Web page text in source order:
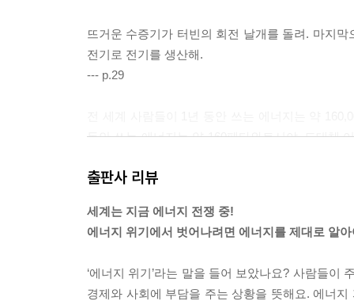
뜨거운 수증기가 터빈의 회전 날개를 돌려. 마지
전기로 전기를 생산해.
--- p.29
동안 쓰는 에너지는 약 160페타와트시야. 도대체
--- p.44~45
전기 차는 휘발유나 경유 대신 배터리로 움직여.
배터리 충전에 쓰이는 전기가 어떻게 만들어졌는
--- p.79
출판사 리뷰
세계는 지금 에너지 전쟁 중!
에너지 위기에서 벗어나려면 에너지를 제대로 알
‘에너지 위기’라는 말을 들어 보았나요? 사람들
경제와 사회에 부담을 주는 상황을 뜻해요. 에너